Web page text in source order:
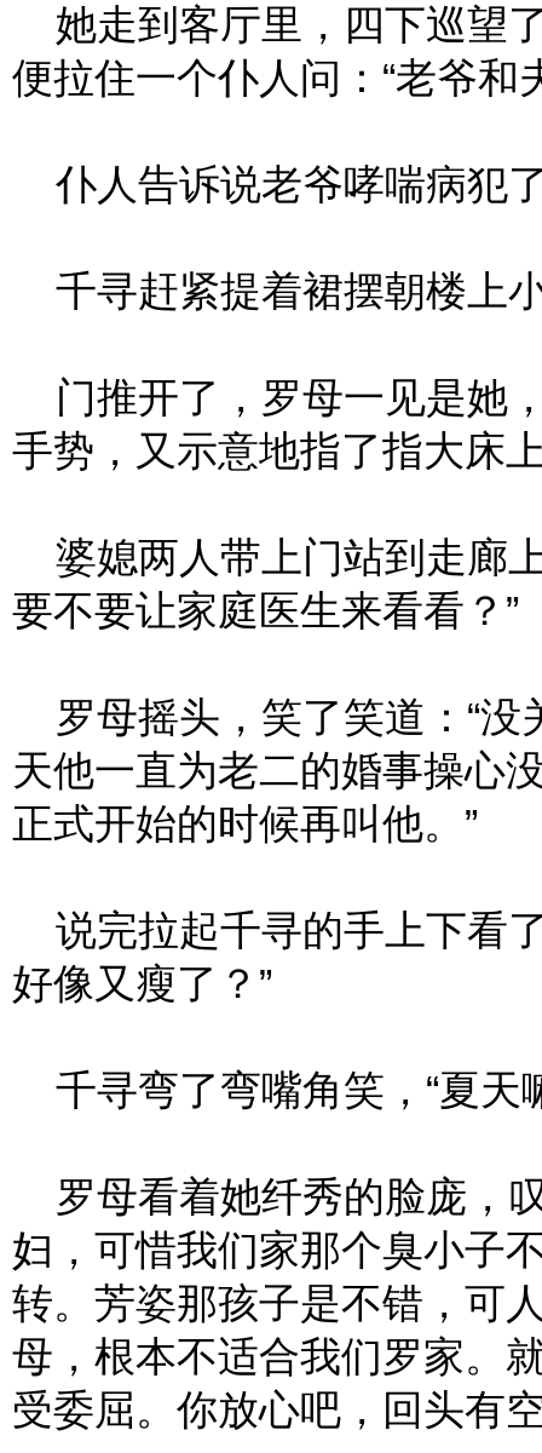
她走到客厅里，四下巡望
便拉住一个仆人问：“老爷和
仆人告诉说老爷哮喘病犯
千寻赶紧提着裙摆朝楼上
门推开了，罗母一见是她
手势，又示意地指了指大床
婆媳两人带上门站到走廊
要不要让家庭医生来看看？”
罗母摇头，笑了笑道：“没
天他一直为老二的婚事操心
正式开始的时候再叫他。”
说完拉起千寻的手上下看
好像又瘦了？”
千寻弯了弯嘴角笑，“夏天
罗母看着她纤秀的脸庞，
妇，可惜我们家那个臭小子
转。芳姿那孩子是不错，可
母，根本不适合我们罗家。
受委屈。你放心吧，回头有